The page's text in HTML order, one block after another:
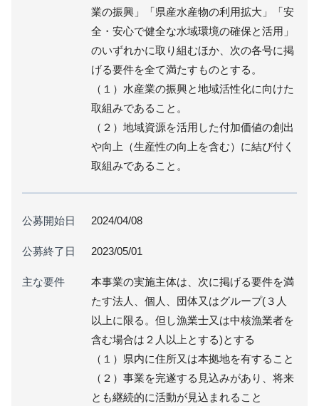
業の振興」「県産水産物の利用拡大」「安
全・安心で健全な水域環境の確保と活用」
のいずれかに取り組むほか、次の各号に掲
げる要件を全て満たすものとする。
（１）水産業の振興と地域活性化に向けた
取組みであること。
（２）地域資源を活用した付加価値の創出
や向上（生産性の向上を含む）に結び付く
取組みであること。
公募開始日 2024/04/08
公募終了日 2023/05/01
主な要件
本事業の実施主体は、次に掲げる要件を満
たす法人、個人、団体又はグループ(３人
以上に限る。但し漁業士又は中核漁業者を
含む場合は２人以上とする)とする
（１）県内に住所又は本拠地を有すること
（２）事業を完遂する見込みがあり、将来
とも継続的に活動が見込まれること